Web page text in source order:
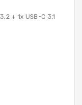
+ 1x USB-C 3.1